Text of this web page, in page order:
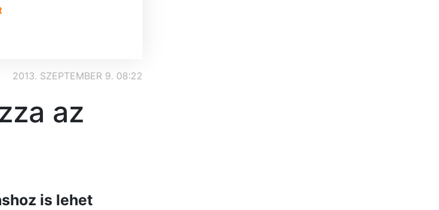
2013. SZEPTEMBER 9. 08:22
az
is lehet